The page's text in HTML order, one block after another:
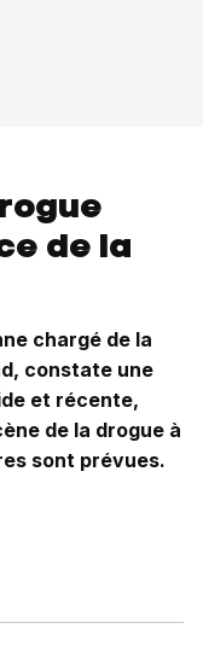
de la
chargé de la
constate une
et récente,
de la drogue à
sont prévues.